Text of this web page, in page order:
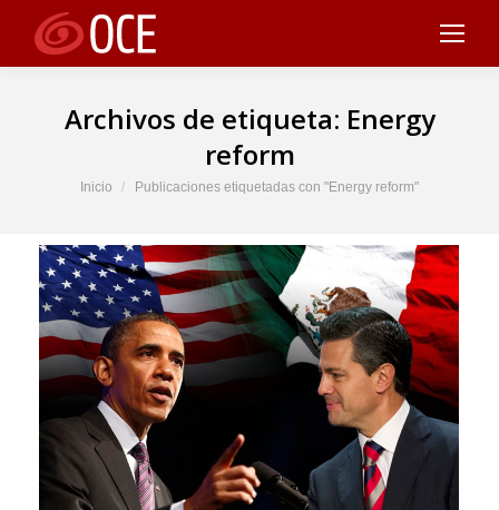
Archivos de etiqueta: Energy
reform
Estás aquí:
Inicio Publicaciones etiquetadas con "Energy reform"